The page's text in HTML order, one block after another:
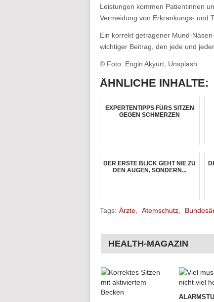
Leistungen kommen Patientinnen
Vermeidung von Erkrankungs- und
Ein korrekt getragener Mund-
wichtiger Beitrag, den jede und
© Foto: Engin Akyurt, Unsplash
ÄHNLICHE INHALTE:
EXPERTENTIPPS FÜRS SITZEN
GEGEN SCHMERZEN
DER ERSTE BLICK GEHT NIE ZU
DEN AUGEN, SONDERN...
Tags: Ärzte Atemschutz
HEALTH-MAGAZIN